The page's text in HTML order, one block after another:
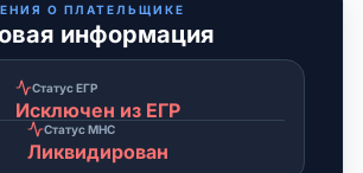
О ПЛАТЕЛЬЩИКЕ
информация
Статус ЕГР
Исключен из ЕГР
Статус МНС
Ликвидирован